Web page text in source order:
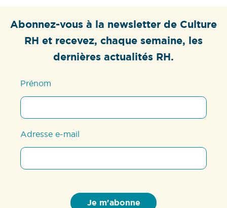
Abonnez-vous à la newsletter de Culture
RH et recevez, chaque semaine, les
dernières actualités RH.
Prénom
Adresse e-mail